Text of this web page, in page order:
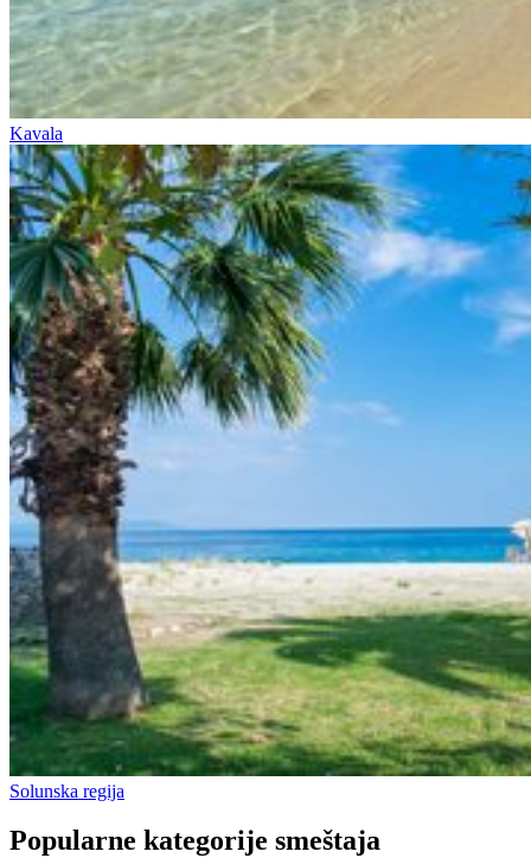
Kavala
Solunska regija
Popularne kategorije smeštaja